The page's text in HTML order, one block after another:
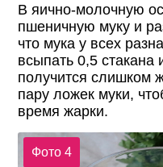
В яично-молочную
пшеничную муку и
что мука у всех
всыпать 0,5
получится слишком
пару ложек муки,
время жарки.
Фото 4